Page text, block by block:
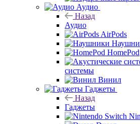
Аудио
Назад
Аудио
AirPods
HomePod
системы
Винил
Гаджеты
Назад
Гаджеты